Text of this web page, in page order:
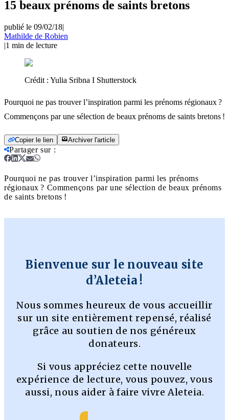
15 beaux prénoms de saints bretons
publié le 09/02/18|
Mathilde de Robien
|1 min de lecture
Crédit : Yulia Sribna I Shutterstock
Pourquoi ne pas trouver l’inspiration parmi les prénoms régionaux ?
Commençons par une sélection de beaux prénoms de saints bretons !
Copier le lien Archiver l'article
Partager sur:
Pourquoi ne pas trouver l’inspiration parmi les prénoms
régionaux ? Commençons par une sélection de beaux prénoms
de saints bretons !
Bienvenue sur le nouveau site
d’Aleteia !
Nous sommes heureux de vous accueillir
sur un site entièrement repensé, réalisé
grâce au soutien de nos généreux
donateurs.
Si vous appréciez cette nouvelle
expérience de lecture, vous pouvez, vous
aussi, nous aider à faire vivre Aleteia.